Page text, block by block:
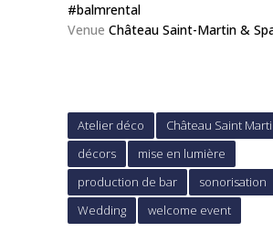
#balmrental
Venue Château Saint-Martin &
Atelier déco
Château Saint
décors
mise en lumière
production de bar
sonorisation
Wedding
welcome event